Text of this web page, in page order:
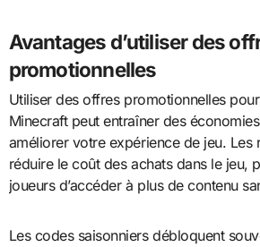
Avantages d’utiliser des
promotionnelles
Utiliser des offres promotionnelles
Minecraft peut entraîner des
améliorer votre expérience de jeu. Les
réduire le coût des achats dans le jeu,
joueurs d’accéder à plus de contenu
Les codes saisonniers débloquent